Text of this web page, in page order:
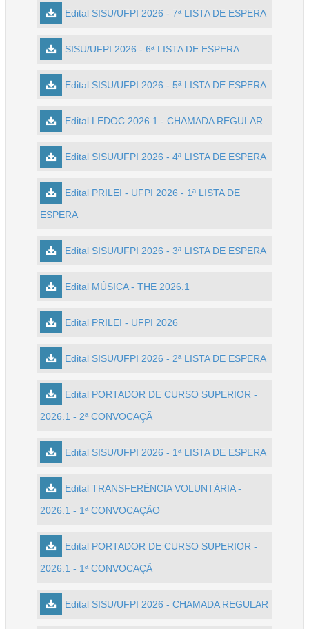
Edital SISU/UFPI 2026 - 7ª LISTA DE ESPERA
SISU/UFPI 2026 - 6ª LISTA DE ESPERA
Edital SISU/UFPI 2026 - 5ª LISTA DE ESPERA
Edital LEDOC 2026.1 - CHAMADA REGULAR
Edital SISU/UFPI 2026 - 4ª LISTA DE ESPERA
Edital PRILEI - UFPI 2026 - 1ª LISTA DE
ESPERA
Edital SISU/UFPI 2026 - 3ª LISTA DE ESPERA
Edital MÚSICA - THE 2026.1
Edital PRILEI - UFPI 2026
Edital SISU/UFPI 2026 - 2ª LISTA DE ESPERA
Edital PORTADOR DE CURSO SUPERIOR -
2026.1 - 2ª CONVOCAÇÃ
Edital SISU/UFPI 2026 - 1ª LISTA DE ESPERA
Edital TRANSFERÊNCIA VOLUNTÁRIA -
2026.1 - 1ª CONVOCAÇÃO
Edital PORTADOR DE CURSO SUPERIOR -
2026.1 - 1ª CONVOCAÇÃ
Edital SISU/UFPI 2026 - CHAMADA REGULAR